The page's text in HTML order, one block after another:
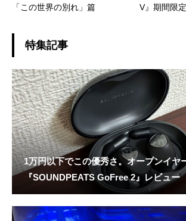
「この世界の別れ」篇
V』期間限
特集記事
1万円以下でこの優秀さ。オープンイヤ
『SOUNDPEATS GoFree 2』レビュー